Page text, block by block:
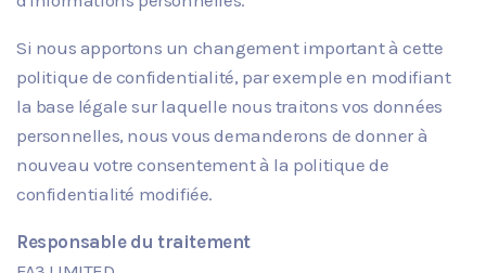
Si nous apportons un changement important à cette
politique de confidentialité, par exemple en modifiant
la base légale sur laquelle nous traitons vos données
personnelles, nous vous demanderons de donner à
nouveau votre consentement à la politique de
confidentialité modifiée.
Responsable du traitement